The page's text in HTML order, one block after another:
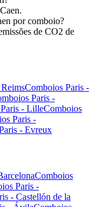
por comboio?
de CO2 de
Comboios Paris -
Paris -
- LilleComboios
Paris -
- Evreux
Comboios
Paris -
- Castellón de la